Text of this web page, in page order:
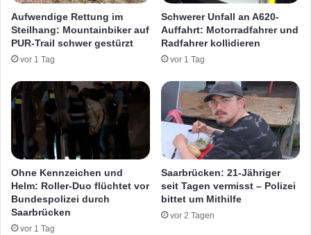
e
r
u
n
ü
c
h
t
e
r
u
n
g
o
n
o
l
e
n
i
n
d
e
r
S
Aufwendige Rettung im
Steilhang: Mountainbiker auf
PUR-Trail schwer gestürzt
vor 1 Tag
Schwerer Unfall an A620-
Auffahrt: Motorradfahrer und
Radfahrer kollidieren
vor 1 Tag
Ohne Kennzeichen und
Helm: Roller-Duo flüchtet vor
Bundespolizei durch
Saarbrücken
vor 1 Tag
Saarbrücken: 21-Jähriger
seit Tagen vermisst – Polizei
bittet um Mithilfe
vor 2 Tagen